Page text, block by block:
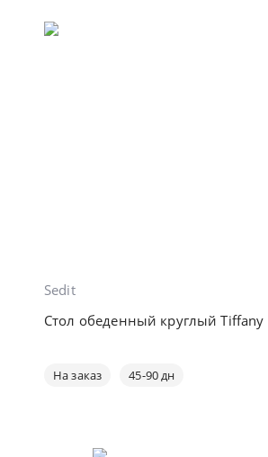
Sedit
Стол обеденный круглый Tiffany
На заказ 45-90 дн